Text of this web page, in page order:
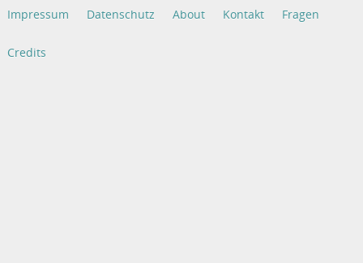
Impressum Datenschutz About Kontakt Fragen
Credits